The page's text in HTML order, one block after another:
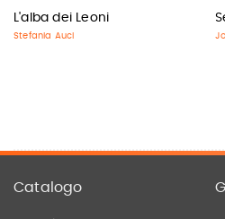
L'alba dei Leoni
Stefania Auci
Catalogo